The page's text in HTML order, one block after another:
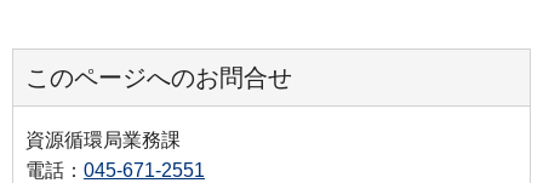
このページへのお問合せ
資源循環局業務課
電話： 045-671-2551